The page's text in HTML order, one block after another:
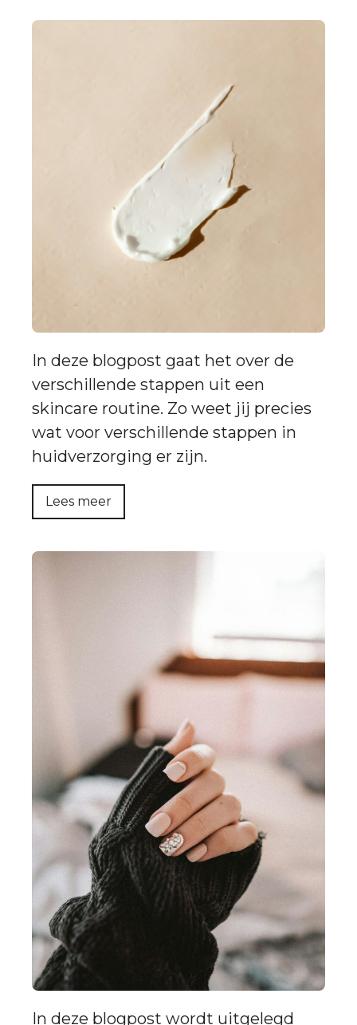
In deze blogpost gaat het over de
verschillende stappen uit een
skincare routine. Zo weet jij precies
wat voor verschillende stappen in
huidverzorging er zijn.
Lees meer
In deze blogpost wordt uitgelegd